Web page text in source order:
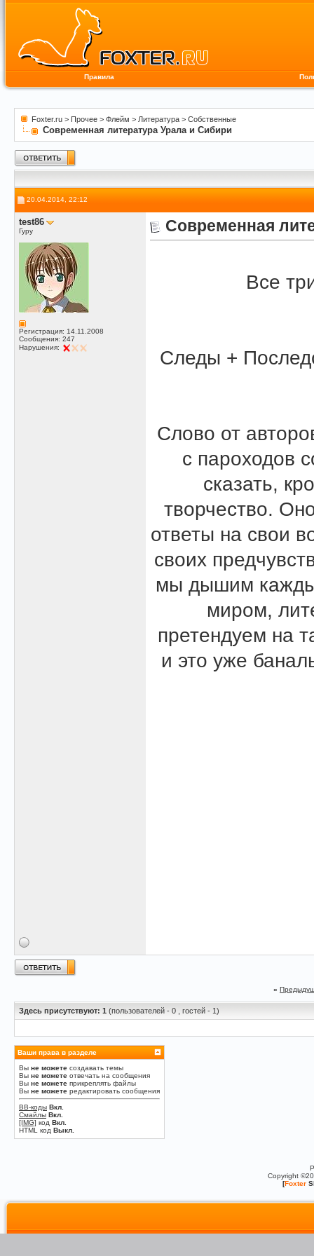
Правила
Foxter.ru > Прочее > Флейм > Литература > Собственные
Современная литература Урала и Сибири
20.04.2014, 22:12
test86
Гуру
Регистрация: 14.11.2008
Сообщения: 247
Нарушения:
Современная
Все
Следы +
Слово от
с пароходов
сказать,
творчество.
ответы на свои
своих
мы дышим
миром,
претендуем на
и это уже
«
Здесь присутствуют: 1 (пользователей - 0 , гостей - 1)
Ваши права в разделе
Вы не можете создавать темы
Вы не можете отвечать на сообщения
Вы не можете прикреплять файлы
Вы не можете редактировать сообщения
BB-коды Вкл.
Смайлы Вкл.
[IMG] код Вкл.
HTML код Выкл.
Copyright
[Foxter